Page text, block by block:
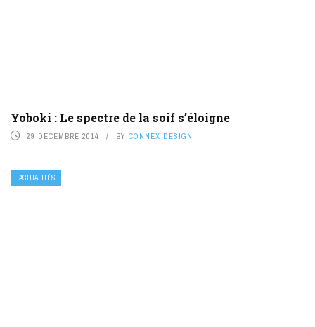
Yoboki : Le spectre de la soif s’éloigne
29 DÉCEMBRE 2014 BY CONNEX DESIGN
ACTUALITÉS